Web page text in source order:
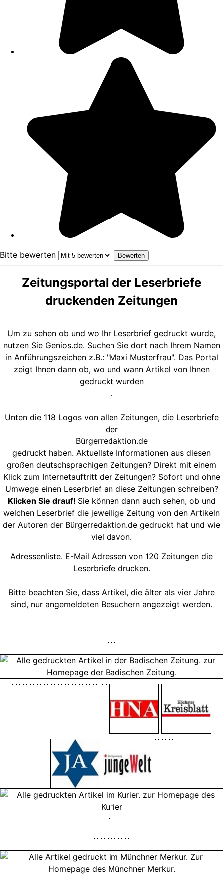
Bitte bewerten
Zeitungsportal der Leserbriefe
druckenden Zeitungen
Um zu sehen ob und wo Ihr Leserbrief gedruckt wurde,
nutzen Sie Genios.de. Suchen Sie dort nach Ihrem Namen
in Anführungszeichen z.B.: "Maxi Musterfrau". Das Portal
zeigt Ihnen dann ob, wo und wann Artikel von Ihnen
gedruckt wurden
.
Unten die 118 Logos von allen Zeitungen, die Leserbriefe
der
Bürgerredaktion.de
gedruckt haben. Aktuellste Informationen aus diesen
großen deutschsprachigen Zeitungen? Direkt mit einem
Klick zum Internetauftritt der Zeitungen? Sofort und ohne
Umwege einen Leserbrief an diese Zeitungen schreiben?
Klicken Sie drauf! Sie können dann auch sehen, ob und
welchen Leserbrief die jeweilige Zeitung von den Artikeln
der Autoren der Bürgerredaktion.de gedruckt hat und wie
viel davon.
Adressenliste. E-Mail Adressen von 120 Zeitungen die
Leserbriefe drucken.
Bitte beachten Sie, dass Artikel, die älter als vier Jahre
sind, nur angemeldeten Besuchern angezeigt werden.